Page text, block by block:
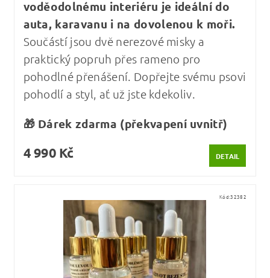
voděodolnému interiéru je ideální do
auta, karavanu i na dovolenou k moři.
Součástí jsou dvě nerezové misky a
praktický popruh přes rameno pro
pohodlné přenášení. Dopřejte svému psovi
pohodlí a styl, ať už jste kdekoliv.
🎁 Dárek zdarma (překvapení uvnitř)
4 990 Kč DETAIL
Kód:32382